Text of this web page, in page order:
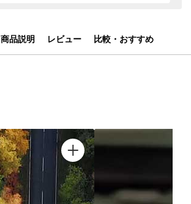
商品説明 レビュー 比較・おすすめ